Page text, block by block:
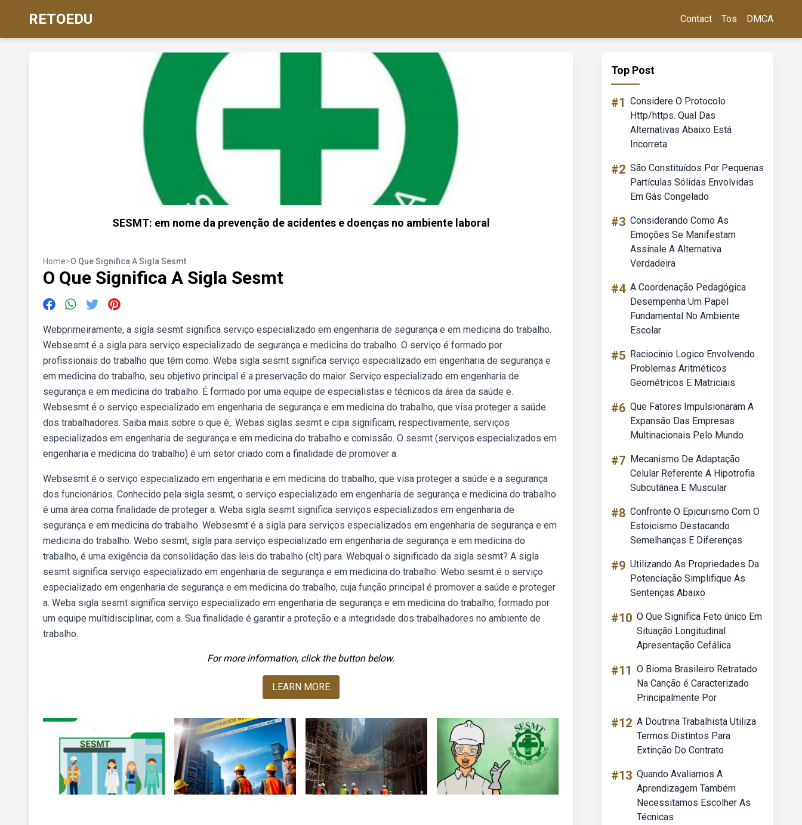
RETOEDU Contact Tos DMCA
SESMT: em nome da prevenção de acidentes e doenças no ambiente laboral
Home>O Que Significa A Sigla Sesmt
O Que Significa A Sigla Sesmt
Webprimeiramente, a sigla sesmt significa serviço especializado em engenharia de segurança e em medicina do trabalho.
Websesmt é a sigla para serviço especializado de segurança e medicina do trabalho. O serviço é formado por
profissionais do trabalho que têm como. Weba sigla sesmt significa serviço especializado em engenharia de segurança e
em medicina do trabalho, seu objetivo principal é a preservação do maior. Serviço especializado em engenharia de
segurança e em medicina do trabalho. É formado por uma equipe de especialistas e técnicos da área da saúde e.
Websesmt é o serviço especializado em engenharia de segurança e em medicina do trabalho, que visa proteger a saúde
dos trabalhadores. Saiba mais sobre o que é,. Webas siglas sesmt e cipa significam, respectivamente, serviços
especializados em engenharia de segurança e em medicina do trabalho e comissão. O sesmt (serviços especializados em
engenharia e medicina do trabalho) é um setor criado com a finalidade de promover a.
Websesmt é o serviço especializado em engenharia e em medicina do trabalho, que visa proteger a saúde e a segurança
dos funcionários. Conhecido pela sigla sesmt, o serviço especializado em engenharia de segurança e medicina do trabalho
é uma área coma finalidade de proteger a. Weba sigla sesmt significa serviços especializados em engenharia de
segurança e em medicina do trabalho. Websesmt é a sigla para serviços especializados em engenharia de segurança e em
medicina do trabalho. Webo sesmt, sigla para serviço especializado em engenharia de segurança e em medicina do
trabalho, é uma exigência da consolidação das leis do trabalho (clt) para. Webqual o significado da sigla sesmt? A sigla
sesmt significa serviço especializado em engenharia de segurança e em medicina do trabalho. Webo sesmt é o serviço
especializado em engenharia de segurança e em medicina do trabalho, cuja função principal é promover a saúde e proteger
a. Weba sigla sesmt significa serviço especializado em engenharia de segurança e em medicina do trabalho, formado por
um equipe multidisciplinar, com a. Sua finalidade é garantir a proteção e a integridade dos trabalhadores no ambiente de
trabalho.
For more information, click the button below.
LEARN MORE
Top Post
#1 Considere O Protocolo
Http/https. Qual Das
Alternativas Abaixo Está
Incorreta
#2 São Constituídos Por Pequenas
Partículas Sólidas Envolvidas
Em Gás Congelado
#3 Considerando Como As
Emoções Se Manifestam
Assinale A Alternativa
Verdadeira
#4 A Coordenação Pedagógica
Desempenha Um Papel
Fundamental No Ambiente
Escolar
#5 Raciocinio Logico Envolvendo
Problemas Aritméticos
Geométricos E Matriciais
#6 Que Fatores Impulsionaram A
Expansão Das Empresas
Multinacionais Pelo Mundo
#7 Mecanismo De Adaptação
Celular Referente A Hipotrofia
Subcutânea E Muscular
#8 Confronte O Epicurismo Com O
Estoicismo Destacando
Semelhanças E Diferenças
#9 Utilizando As Propriedades Da
Potenciação Simplifique As
Sentenças Abaixo
#10 O Que Significa Feto único Em
Situação Longitudinal
Apresentação Cefálica
#11 O Bioma Brasileiro Retratado
Na Canção é Caracterizado
Principalmente Por
#12 A Doutrina Trabalhista Utiliza
Termos Distintos Para
Extinção Do Contrato
#13 Quando Avaliamos A
Aprendizagem Também
Necessitamos Escolher As
Técnicas